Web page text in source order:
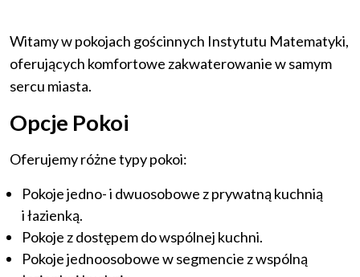
Witamy w pokojach gościnnych Instytutu Matematyki,
oferujących komfortowe zakwaterowanie w samym
sercu miasta.
Opcje Pokoi
Oferujemy różne typy pokoi:
Pokoje jedno- i dwuosobowe z prywatną kuchnią
i łazienką.
Pokoje z dostępem do wspólnej kuchni.
Pokoje jednoosobowe w segmencie z wspólną